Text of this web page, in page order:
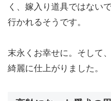
く、嫁入り道具ではない
行かれるそうです。
末永くお幸せに。そして
綺麗に仕上がりました。